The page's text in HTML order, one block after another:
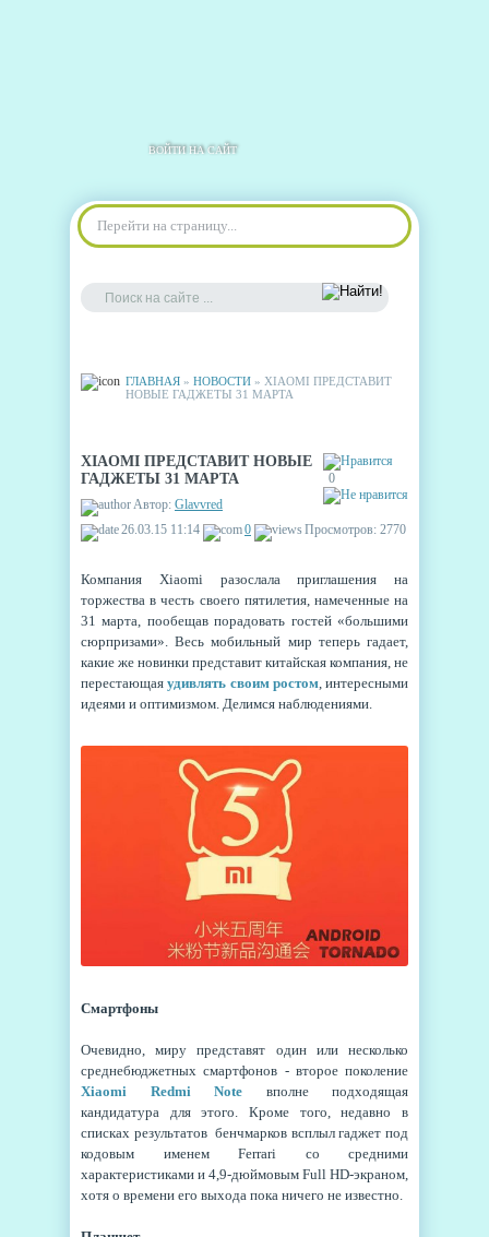
ВОЙТИ НА САЙТ
Перейти на страницу...
ГЛАВНАЯ » НОВОСТИ » XIAOMI ПРЕДСТАВИТ
НОВЫЕ ГАДЖЕТЫ 31 МАРТА
0
XIAOMI ПРЕДСТАВИТ НОВЫЕ
ГАДЖЕТЫ 31 МАРТА
Автор: Glavvred
26.03.15 11:14
0 Просмотров: 2770
Компания Xiaomi разослала приглашения на
торжества в честь своего пятилетия, намеченные на
31 марта, пообещав порадовать гостей «большими
сюрпризами». Весь мобильный мир теперь гадает,
какие же новинки представит китайская компания, не
перестающаяудивлять своим ростом, интересными
идеями и оптимизмом. Делимся наблюдениями.
Смартфоны
Очевидно, миру представят один или несколько
среднебюджетных смартфонов - второе поколение
Xiaomi Redmi Note вполне подходящая
кандидатура для этого. Кроме того, недавно в
списках результатов бенчмарков всплыл гаджет под
кодовым именем Ferrari со средними
характеристиками и 4,9-дюймовым Full HD-экраном,
хотя о времени его выхода пока ничего не известно.